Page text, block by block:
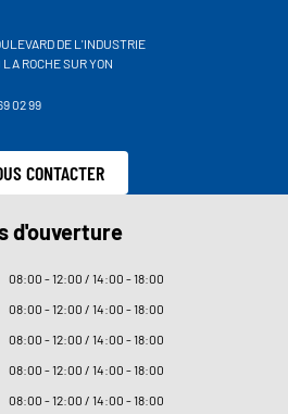
DE L'INDUSTRIE
ROCHE SUR YON
02 99
CONTACTER
d'ouverture
08:00 - 12:00 / 14:00 - 18:00
08:00 - 12:00 / 14:00 - 18:00
08:00 - 12:00 / 14:00 - 18:00
08:00 - 12:00 / 14:00 - 18:00
08:00 - 12:00 / 14:00 - 18:00